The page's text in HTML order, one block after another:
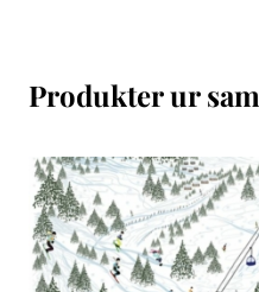
Produkter ur